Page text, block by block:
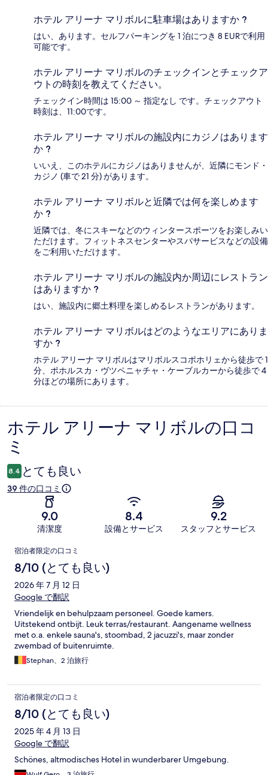
ホテル アリーナ マリボルに駐車場はありますか ?
はい、あります。セルフパーキングを 1 泊につき 8 EURで利用
可能です。
ホテル アリーナ マリボルのチェックインとチェックア
ウトの時刻を教えてください。
チェックイン時間は 15:00 ～ 指定なし です。チェックアウト
時刻は、11:00です。
ホテル アリーナ マリボルの施設内にカジノはあります
か ?
いいえ、このホテルにカジノはありませんが、近隣にモンド・
カジノ (車で 21 分) があります。
ホテル アリーナ マリボルと近隣では何を楽しめます
か ?
近隣では、冬にスキーなどのウィンタースポーツをお楽しみい
ただけます。フィットネスセンターやスパサービスなどの設備
をご利用いただけます。
ホテル アリーナ マリボルの施設内か周辺にレストラン
はありますか ?
はい、施設内に郷土料理を楽しめるレストランがあります。
ホテル アリーナ マリボルはどのようなエリアにありま
すか ?
ホテル アリーナ マリボルはマリボルスコポホリェから徒歩で 1
分、ポホルスカ・ヴツペニャチャ・ケーブルカーから徒歩で 4
分ほどの場所にあります。
口
コ
ミ
ホテル アリーナ マリボルの口コ
ミ
8.4 とても良い
39 件の口コミ
9.0
清潔度
8.4
設備とサービス
9.2
スタッフとサービス
口
コ
ミ
宿泊者限定の口コミ
8/10 (とても良い)
2026 年 7 月 12 日
Google で翻訳
Vriendelijk en behulpzaam personeel. Goede kamers.
Uitstekend ontbijt. Leuk terras/restaurant. Aangename wellness
met o.a. enkele sauna's, stoombad, 2 jacuzzi's, maar zonder
zwembad of buitenruimte.
Stephan、2 泊旅行
宿泊者限定の口コミ
8/10 (とても良い)
2025 年 4 月 13 日
Google で翻訳
Schönes, altmodisches Hotel in wunderbarer Umgebung.